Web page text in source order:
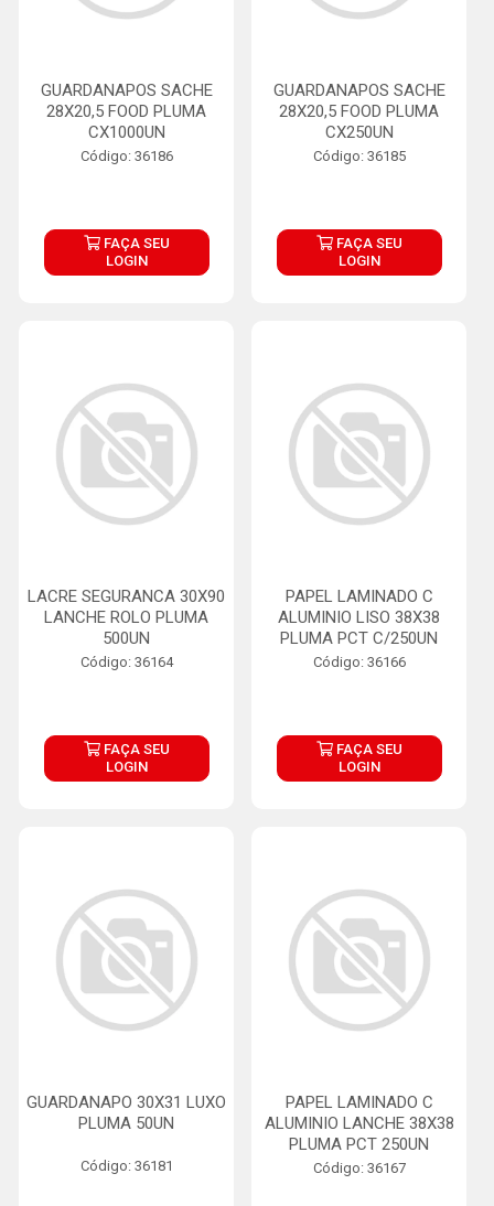
GUARDANAPOS SACHE
28X20,5 FOOD PLUMA
CX1000UN
Código: 36186
FAÇA SEU
LOGIN
GUARDANAPOS SACHE
28X20,5 FOOD PLUMA
CX250UN
Código: 36185
FAÇA SEU
LOGIN
LACRE SEGURANCA 30X90
LANCHE ROLO PLUMA
500UN
Código: 36164
FAÇA SEU
LOGIN
PAPEL LAMINADO C
ALUMINIO LISO 38X38
PLUMA PCT C/250UN
Código: 36166
FAÇA SEU
LOGIN
GUARDANAPO 30X31 LUXO
PLUMA 50UN
Código: 36181
PAPEL LAMINADO C
ALUMINIO LANCHE 38X38
PLUMA PCT 250UN
Código: 36167